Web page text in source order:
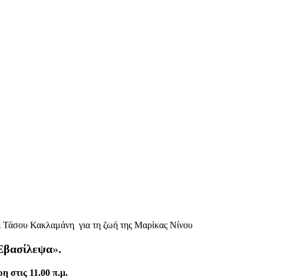
Τάσου Κακλαμάνη για τη ζωή της Μαρίκας Νίνου
».
στις 11.00 π.μ.